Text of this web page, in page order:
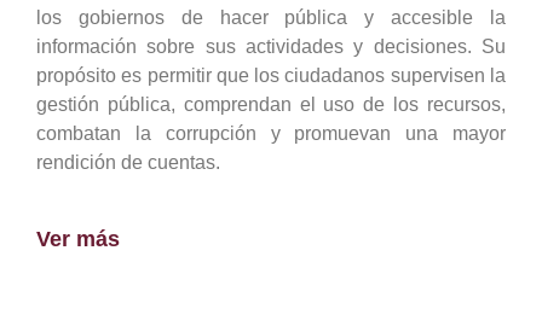
los gobiernos de hacer pública y accesible la
información sobre sus actividades y decisiones. Su
propósito es permitir que los ciudadanos supervisen la
gestión pública, comprendan el uso de los recursos,
combatan la corrupción y promuevan una mayor
rendición de cuentas.
Ver más